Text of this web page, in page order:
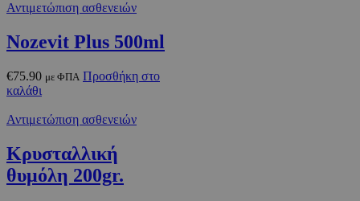
Αντιμετώπιση ασθενειών
Nozevit Plus 500ml
€75.90 με ΦΠΑ Προσθήκη στο
καλάθι
Αντιμετώπιση ασθενειών
Κρυσταλλική
θυμόλη 200gr.